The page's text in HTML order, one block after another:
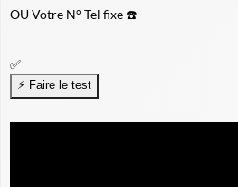
OUVotre N° Tel fixe ☎️
✅